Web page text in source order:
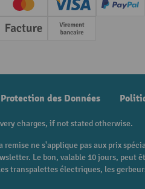
Creditcard (Master)Creditcard (Visa)
PayPal
Facture Paiement anticipé
Protection des Données
charges, if not stated otherwise.
remise ne s'applique pas aux prix
Le bon, valable 10 jours,
transpalettes électriques, les